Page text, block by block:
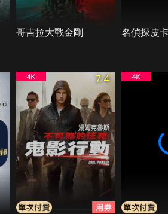
哥吉拉大戰金剛 名偵探皮
7.4